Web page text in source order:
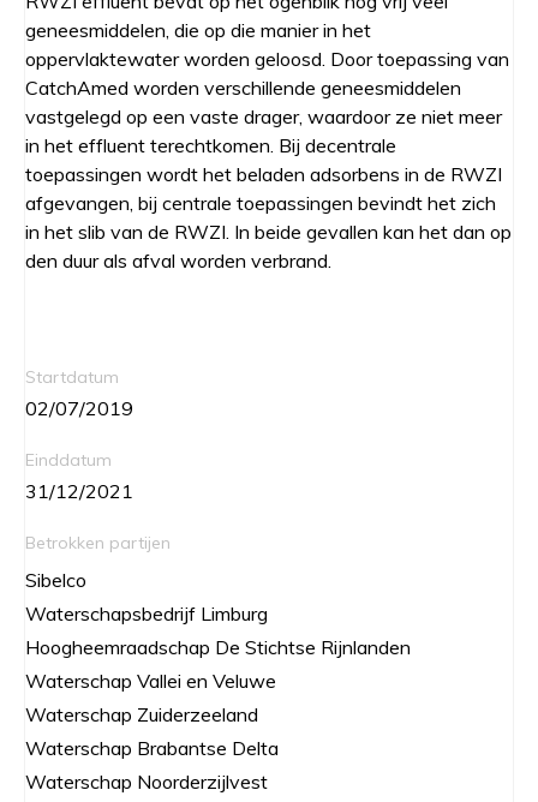
geneesmiddelen, die op die manier in het
oppervlaktewater worden geloosd. Door toepassing van
CatchAmed worden verschillende geneesmiddelen
vastgelegd op een vaste drager, waardoor ze niet meer
in het effluent terechtkomen. Bij decentrale
toepassingen wordt het beladen adsorbens in de RWZI
afgevangen, bij centrale toepassingen bevindt het zich
in het slib van de RWZI. In beide gevallen kan het dan op
den duur als afval worden verbrand.
Startdatum
02/07/2019
Einddatum
31/12/2021
Betrokken partijen
Sibelco
Waterschapsbedrijf Limburg
Hoogheemraadschap De Stichtse Rijnlanden
Waterschap Vallei en Veluwe
Waterschap Zuiderzeeland
Waterschap Brabantse Delta
Waterschap Noorderzijlvest